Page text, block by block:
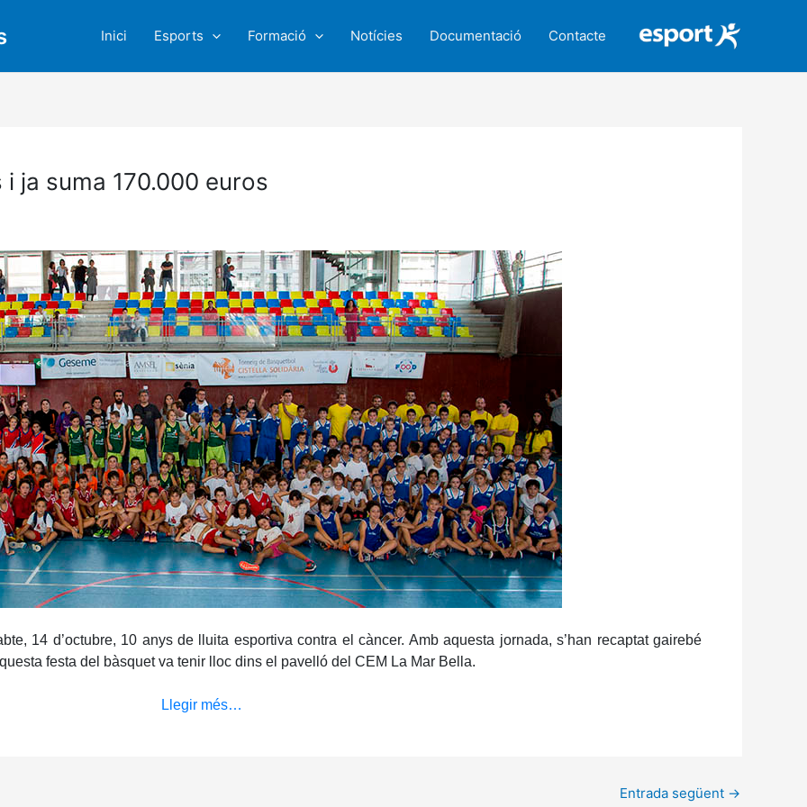
Inici Esports Formació Notícies Documentació Contacte
ja suma 170.000 euros
14 d’octubre, 10 anys de lluita esportiva contra el càncer. Amb aquesta jornada, s’han recaptat gairebé
festa del bàsquet va tenir lloc dins el pavelló del CEM La Mar Bella.
Llegir més…
Entrada següent →